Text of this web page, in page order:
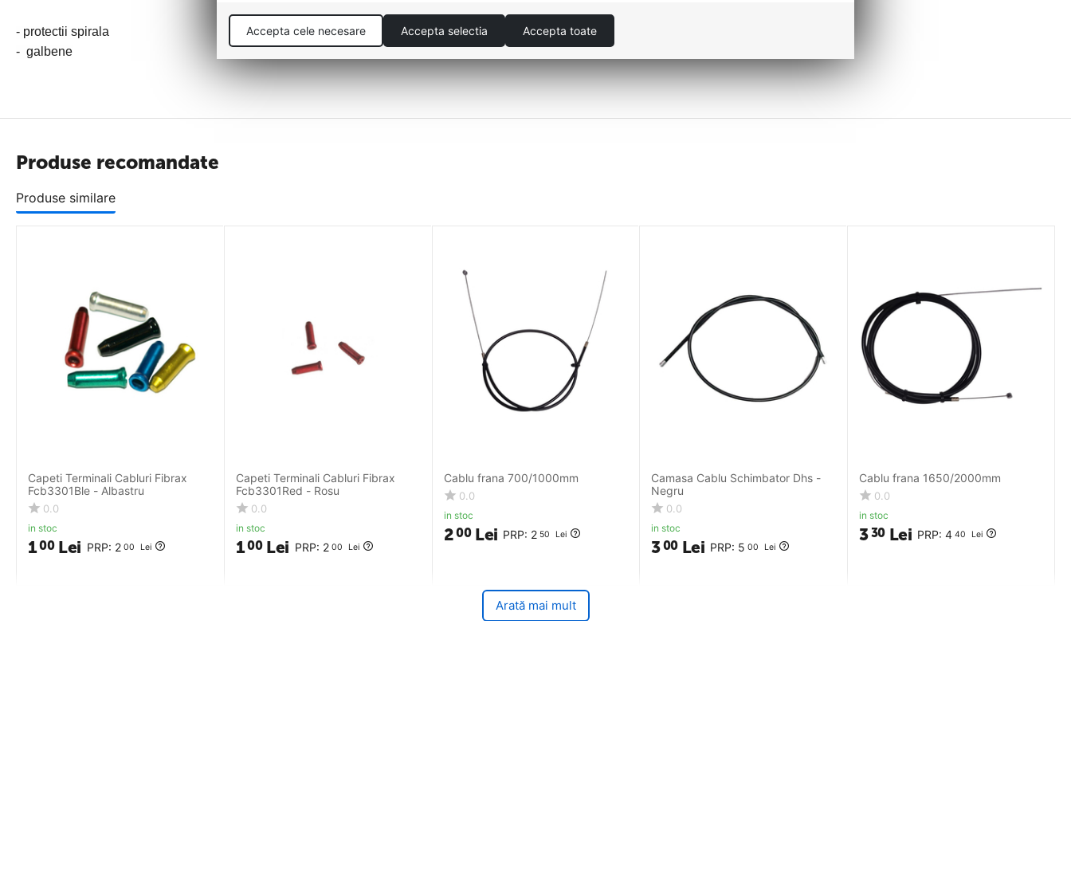
- protectii spirala
- galbene
Produse recomandate
Produse similare
Capeti Terminali Cabluri Fibrax
Fcb3301Ble - Albastru
0.0
in stoc
PRP: 2 00 Lei
100 Lei
Capeti Terminali Cabluri Fibrax
Fcb3301Red - Rosu
0.0
in stoc
PRP: 2 00 Lei
100 Lei
Cablu frana 700/1000mm
0.0
in stoc
PRP: 2 50 Lei
200 Lei
Camasa Cablu Schimbator Dhs -
Negru
0.0
in stoc
PRP: 5 00 Lei
300 Lei
Cablu frana 1650/2000mm
0.0
in stoc
PRP:4 40 Lei
330 Lei
Arată mai mult
Accepta cele necesare Accepta selectia Accepta toate